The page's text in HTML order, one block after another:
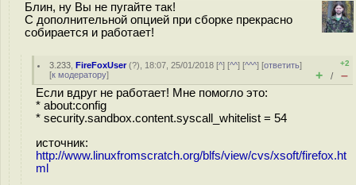
Блин, ну Вы не пугайте так!
С дополнительной опцией при сборке прекрасно
собирается и работает!
3.233 ,FireFoxUser(?), 18:07, 25/01/2018 [^] [^^] [^^^] [ответить]
[к модератору]
+2
+ / –
Если вдруг не работает! Мне помогло это:
* about:config
* security.sandbox.content.syscall_whitelist = 54
источник:
http://www.linuxfromscratch.org/blfs/view/cvs/xsoft/firefox.ht
ml